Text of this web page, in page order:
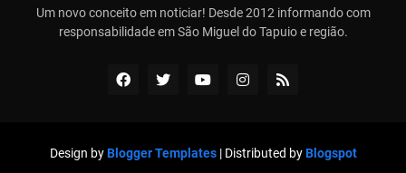
Um novo conceito em noticiar! Desde 2012 informando com
responsabilidade em São Miguel do Tapuio e região.
Design byBlogger Templates| Distributed byBlogspot